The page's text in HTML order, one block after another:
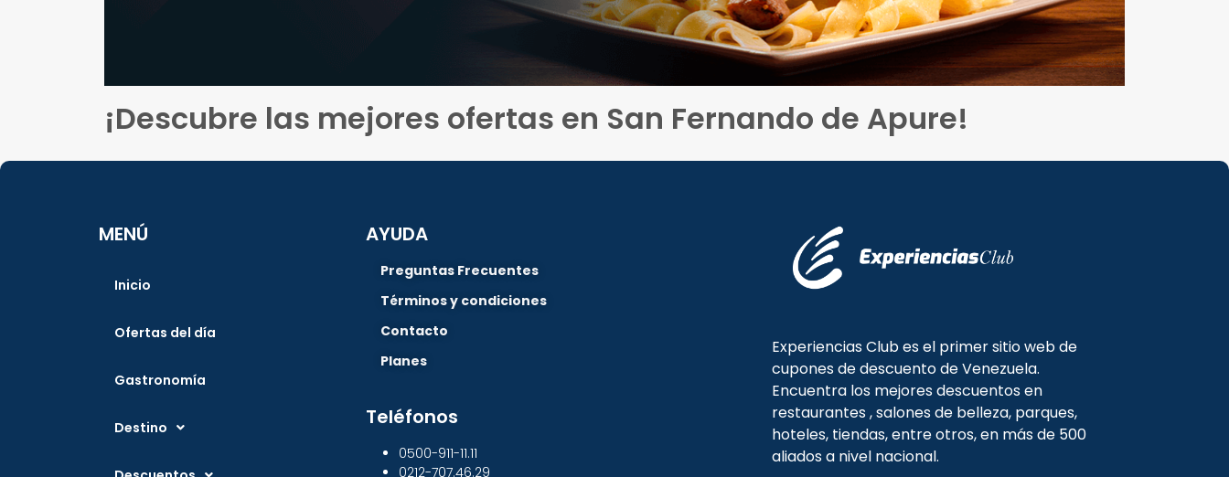
¡Descubre las mejores ofertas en San Fernando de Apure!
MENÚ
Inicio
Ofertas del día
Gastronomía
Destino
AYUDA
Preguntas Frecuentes
Términos y condiciones
Contacto
Planes
Teléfonos
0500-911-11.11
0212-707.46.29
Experiencias Club es el primer sitio web de
cupones de descuento de Venezuela.
Encuentra los mejores descuentos en
restaurantes , salones de belleza, parques,
hoteles, tiendas, entre otros, en más de 500
aliados a nivel nacional.